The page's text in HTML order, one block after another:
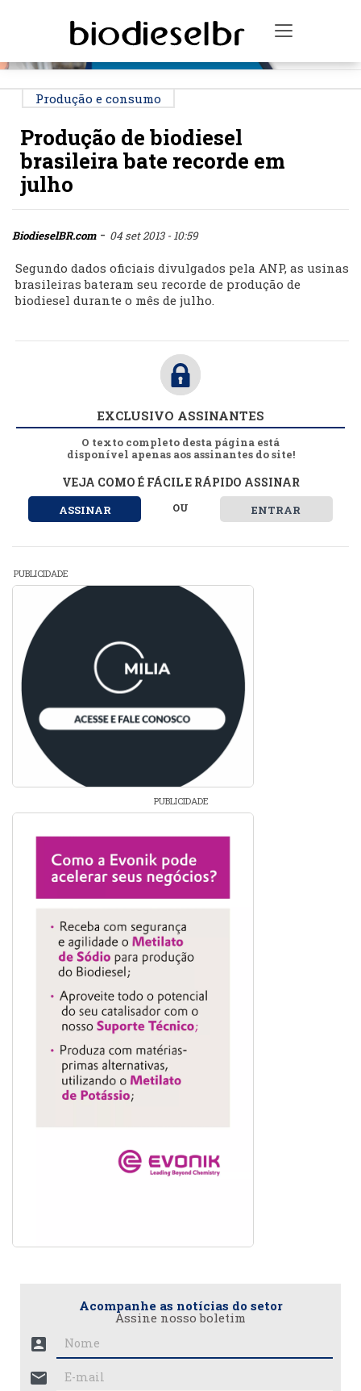
Toggle
Produção e consumo
Produção de biodiesel
brasileira bate recorde em
julho
BiodieselBR.com- 04 set 2013 - 10:59
Segundo dados oficiais divulgados pela ANP, as usinas
brasileiras bateram seu recorde de produção de
biodiesel durante o mês de julho.
EXCLUSIVO ASSINANTES
O texto completo desta página está
disponível apenas aos assinantes do site!
VEJA COMO É FÁCIL E RÁPIDO ASSINAR
ASSINAR OU ENTRAR
PUBLICIDADE
PUBLICIDADE
Acompanhe as notícias do setor
Assine nosso boletim
account_box
mail